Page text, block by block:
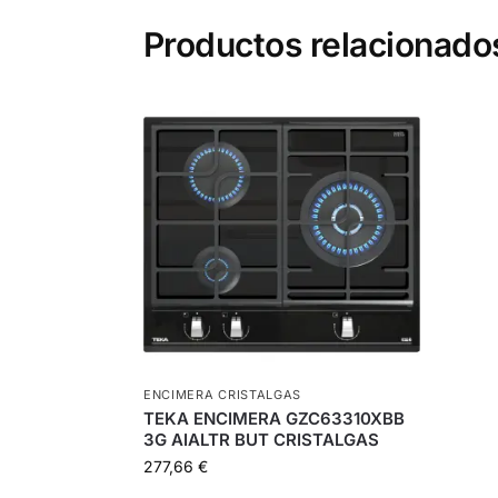
Productos
ENCIMERA CRISTALGAS
TEKA ENCIMERA GZC63310XBB
3G AIALTR BUT CRISTALGAS
277,66 €